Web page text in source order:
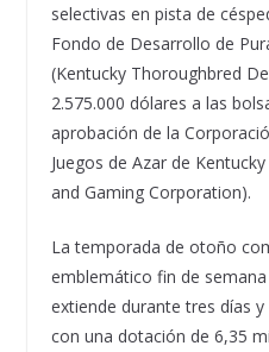
selectivas en pista de
Fondo de Desarrollo de
(Kentucky Thoroughbred
2.575.000 dólares a las
aprobación de la
Juegos de Azar de
and Gaming Corporation).
La temporada de otoño
emblemático fin de semana
extiende durante tres días
con una dotación de 6,35